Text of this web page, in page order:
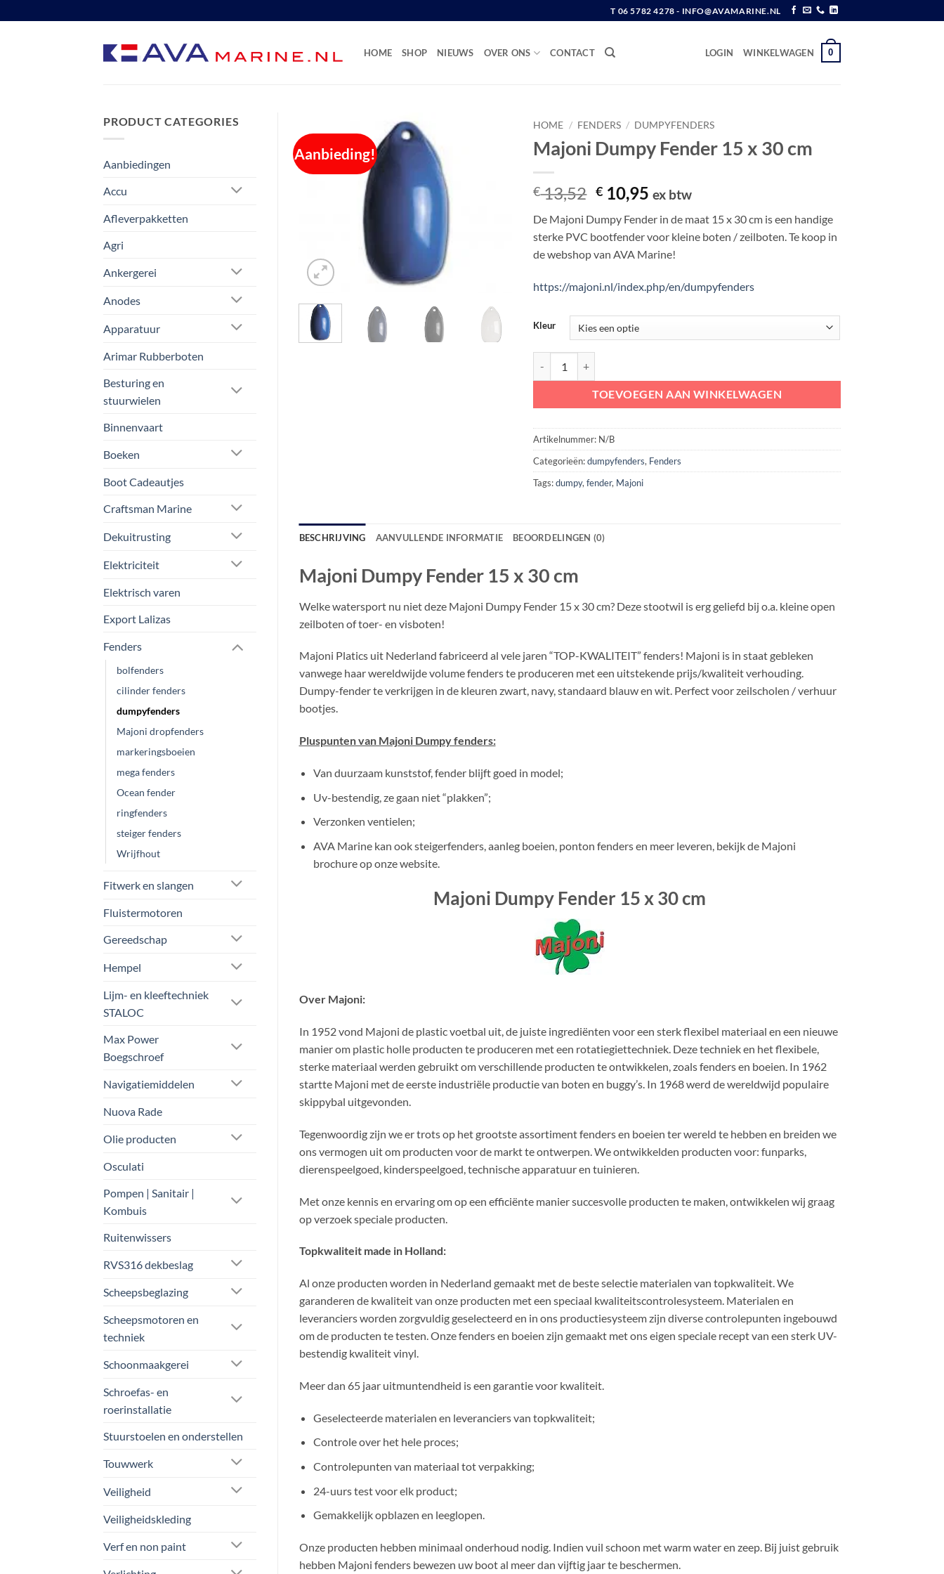
naar
T 06 5782 4278 - INFO@AVAMARINE.NL
HOME SHOP NIEUWS OVER ONS CONTACT LOGIN WINKELWAGEN 0
PRODUCT CATEGORIES
Aanbiedingen
Accu
Afleverpakketten
Agri
Ankergerei
Anodes
Apparatuur
Arimar Rubberboten
Besturing en
stuurwielen
Binnenvaart
Boeken
Boot Cadeautjes
Craftsman Marine
Dekuitrusting
Elektriciteit
Elektrisch varen
Export Lalizas
Fenders
bolfenders
cilinder fenders
dumpyfenders
Majoni dropfenders
markeringsboeien
mega fenders
Ocean fender
ringfenders
steiger fenders
Wrijfhout
Fitwerk en slangen
Fluistermotoren
Gereedschap
Hempel
Lijm- en kleeftechniek
STALOC
Max Power
Boegschroef
Navigatiemiddelen
Nuova Rade
Olie producten
Osculati
Pompen | Sanitair |
Kombuis
Ruitenwissers
RVS316 dekbeslag
Scheepsbeglazing
Scheepsmotoren en
techniek
Schoonmaakgerei
Schroefas- en
roerinstallatie
Stuurstoelen en onderstellen
Touwwerk
Veiligheid
Veiligheidskleding
Verf en non paint
Aanbieding!
HOME / FENDERS / DUMPYFENDERS
Majoni Dumpy Fender 15 x 30 cm
€13,52 Oorspronkelijke
prijs
was:
€ 13,52.
€10,95Huidige
is:
€ 10,95.
ex btw
De Majoni Dumpy Fender in de maat 15 x 30 cm is een handige
sterke PVC bootfender voor kleine boten / zeilboten. Te koop in
de webshop van AVA Marine!
https://majoni.nl/index.php/en/dumpyfenders
Kleur
TOEVOEGEN AAN WINKELWAGEN
Artikelnummer: N/B
Categorieën:dumpyfenders, Fenders
Tags:dumpy,fender, Majoni
BESCHRIJVING AANVULLENDE INFORMATIE BEOORDELINGEN (0)
Majoni Dumpy Fender 15 x 30 cm
Welke watersport nu niet deze Majoni Dumpy Fender 15 x 30 cm? Deze stootwil is erg geliefd bij o.a. kleine open
zeilboten of toer- en visboten!
Majoni Platics uit Nederland fabriceerd al vele jaren “TOP-KWALITEIT” fenders! Majoni is in staat gebleken
vanwege haar wereldwijde volume fenders te produceren met een uitstekende prijs/kwaliteit verhouding.
Dumpy-fender te verkrijgen in de kleuren zwart, navy, standaard blauw en wit. Perfect voor zeilscholen / verhuur
bootjes.
Pluspunten van Majoni Dumpy fenders:
Van duurzaam kunststof, fender blijft goed in model;
Uv-bestendig, ze gaan niet “plakken”;
Verzonken ventielen;
AVA Marine kan ook steigerfenders, aanleg boeien, ponton fenders en meer leveren, bekijk de Majoni
brochure op onze website.
Majoni Dumpy Fender 15 x 30 cm
Over Majoni:
In 1952 vond Majoni de plastic voetbal uit, de juiste ingrediënten voor een sterk flexibel materiaal en een nieuwe
manier om plastic holle producten te produceren met een rotatiegiettechniek. Deze techniek en het flexibele,
sterke materiaal werden gebruikt om verschillende producten te ontwikkelen, zoals fenders en boeien. In 1962
startte Majoni met de eerste industriële productie van boten en buggy’s. In 1968 werd de wereldwijd populaire
skippybal uitgevonden.
Tegenwoordig zijn we er trots op het grootste assortiment fenders en boeien ter wereld te hebben en breiden we
ons vermogen uit om producten voor de markt te ontwerpen. We ontwikkelden producten voor: funparks,
dierenspeelgoed, kinderspeelgoed, technische apparatuur en tuinieren.
Met onze kennis en ervaring om op een efficiënte manier succesvolle producten te maken, ontwikkelen wij graag
op verzoek speciale producten.
Topkwaliteit made in Holland:
Al onze producten worden in Nederland gemaakt met de beste selectie materialen van topkwaliteit. We
garanderen de kwaliteit van onze producten met een speciaal kwaliteitscontrolesysteem. Materialen en
leveranciers worden zorgvuldig geselecteerd en in ons productiesysteem zijn diverse controlepunten ingebouwd
om de producten te testen. Onze fenders en boeien zijn gemaakt met ons eigen speciale recept van een sterk UV-
bestendig kwaliteit vinyl.
Meer dan 65 jaar uitmuntendheid is een garantie voor kwaliteit.
Geselecteerde materialen en leveranciers van topkwaliteit;
Controle over het hele proces;
Controlepunten van materiaal tot verpakking;
24-uurs test voor elk product;
Gemakkelijk opblazen en leeglopen.
Onze producten hebben minimaal onderhoud nodig. Indien vuil schoon met warm water en zeep. Bij juist gebruik
hebben Majoni fenders bewezen uw boot al meer dan vijftig jaar te beschermen.